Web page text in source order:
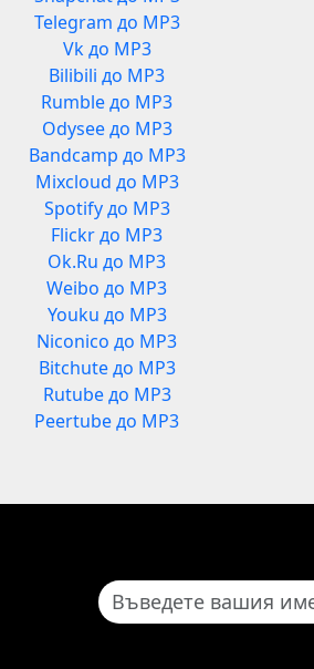
Telegram до MP3
Vk до MP3
Bilibili до MP3
Rumble до MP3
Odysee до MP3
Bandcamp до MP3
Mixcloud до MP3
Spotify до MP3
Flickr до MP3
Ok.Ru до MP3
Weibo до MP3
Youku до MP3
Niconico до MP3
Bitchute до MP3
Rutube до MP3
Peertube до MP3